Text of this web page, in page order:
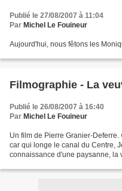
Publié le 27/08/2007 à 11:04
Par Michel Le Fouineur
Aujourd'hui, nous fêtons les
Filmographie - La
Publié le 26/08/2007 à 16:40
Par Michel Le Fouineur
Un film de Pierre Granier-
car qui longe le canal du Centre,
connaissance d'une paysanne, la